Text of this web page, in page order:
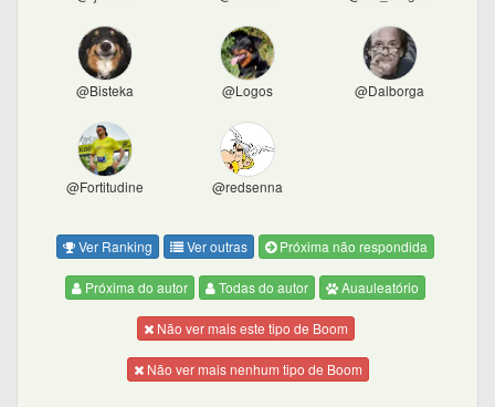
@Bisteka @Logos @Dalborga
@Fortitudine @redsenna
Ver Ranking Ver outras Próxima não respondida
Próxima do autor Todas do autor Auauleatório
Não ver mais este tipo de Boom
Não ver mais nenhum tipo de Boom